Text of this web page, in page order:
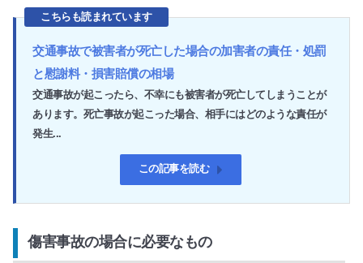
こちらも読まれています
交通事故で被害者が死亡した場合の加害者の責任・処罰
と慰謝料・損害賠償の相場
交通事故が起こったら、不幸にも被害者が死亡してしまうことが
あります。死亡事故が起こった場合、相手にはどのような責任が
発生...
この記事を読む
傷害事故の場合に必要なもの